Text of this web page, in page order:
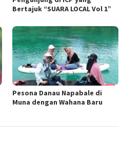
Bertajuk “SUARA LOCAL Vol 1”
Pesona Danau Napabale di
Muna dengan Wahana Baru